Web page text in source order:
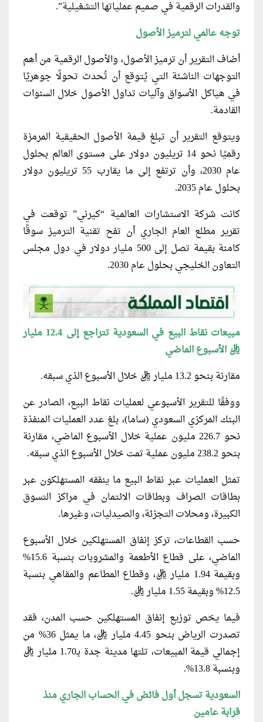
والقدرات الرقمية في صميم عملياتها التشغيلية”.
توجه عالمي لترميز الأصول
أضاف التقرير أن ترميز الأصول، والأصول الرقمية من أهم
التوجهات الناشئة التي يُتوقع أن تُحدث تحولًا جوهريًا
في هياكل الأسواق وآليات تداول الأصول خلال السنوات
القادمة.
ويتوقع التقرير أن تبلغ قيمة الأصول الحقيقية المرمزة
رقميًا نحو 14 تريليون دولار على مستوى العالم بحلول
عام 2030، وأن ترتفع إلى ما يقارب 55 تريليون دولار
بحلول عام 2035.
كانت شركة الاستشارات العالمية “كيرني” توقعت في
تقرير مطلع العام الجاري أن تفح تقنية الترميز سوقًا
كامنة بقيمة تصل إلى 500 مليار دولار في دول مجلس
التعاون الخليجي بحلول عام 2030.
مبيعات نقاط البيع في السعودية تتراجع إلى 12.4 مليار
ريال الأسبوع الماضي
مقارنة بنحو 13.2 مليار ريال خلال الأسبوع الذي سبقه.
ووفقًا للتقرير الأسبوعي لعمليات نقاط البيع، الصادر عن
البنك المركزي السعودي (ساما)، بلغ عدد العمليات المنفذة
نحو 226.7 مليون عملية خلال الأسبوع الماضي، مقارنة
بنحو 238.2 مليون عملية تمت خلال الأسبوع الذي سبقه.
تمثل العمليات عبر نقاط البيع ما ينفقه المستهلكون عبر
بطاقات الصراف وبطاقات الائتمان في مراكز التسوق
الكبيرة، ومحلات التجزئة، والصيدليات، وغيرها.
حسب القطاعات، تركز إنفاق المستهلكين خلال الأسبوع
الماضي، على قطاع الأطعمة والمشروبات بنسبة 15.6%
وبقيمة 1.94 مليار ريال، وقطاع المطاعم والمقاهي بنسبة
12.5% وبقيمة 1.55 مليار ريال.
فيما يخص توزيع إنفاق المستهلكين حسب المدن، فقد
تصدرت الرياض بنحو 4.45 مليار ريال، ما يمثل 36% من
إجمالي قيمة المبيعات، تلتها مدينة جدة بـ1.70 مليار ريال
وبنسبة 13.8%.
السعودية تسجل أول فائض في الحساب الجاري منذ
قرابة عامين